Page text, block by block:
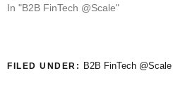
In "B2B FinTech @Scale"
FILED UNDER: B2B FinTech @Scale